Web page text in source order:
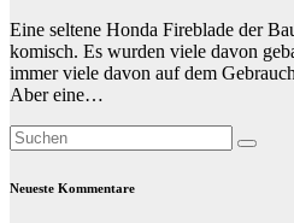
Eine seltene Honda Fireblade der
komisch. Es wurden viele davon
immer viele davon auf dem
Aber eine…
Neueste Kommentare